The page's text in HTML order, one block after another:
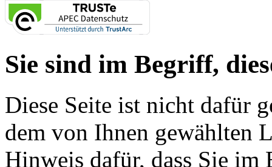
Sie sind im Begriff,
Diese Seite ist nicht dafür
dem von Ihnen gewählten
Hinweis dafür, dass Sie im